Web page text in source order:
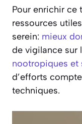
Pour enrichir ce
ressources
serein: mieux
de vigilance sur
nootropiques et
d’efforts
techniques.